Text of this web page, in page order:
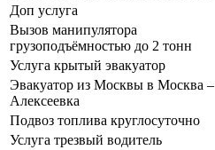
Доп услуга
Вызов манипулятора
грузоподъёмностью до 2 тонн
Услуга крытый эвакуатор
Эвакуатор из Москвы в Москва –
Алексеевка
Подвоз топлива круглосуточно
Услуга трезвый водитель